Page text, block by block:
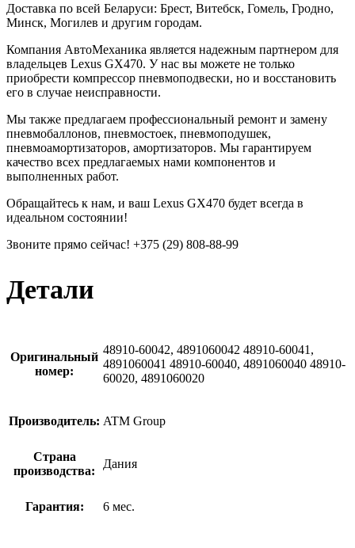
Доставка по всей Беларуси: Брест, Витебск, Гомель, Гродно,
Минск, Могилев и другим городам.
Компания АвтоМеханика является надежным партнером для
владельцев Lexus GX470. У нас вы можете не только
приобрести компрессор пневмоподвески, но и восстановить
его в случае неисправности.
Мы также предлагаем профессиональный ремонт и замену
пневмобаллонов, пневмостоек, пневмоподушек,
пневмоамортизаторов, амортизаторов. Мы гарантируем
качество всех предлагаемых нами компонентов и
выполненных работ.
Обращайтесь к нам, и ваш Lexus GX470 будет всегда в
идеальном состоянии!
Звоните прямо сейчас! +375 (29) 808-88-99
Детали
Оригинальный
номер:
48910-60042, 4891060042 48910-60041,
4891060041 48910-60040, 4891060040 48910-
60020, 4891060020
Производитель: ATM Group
Страна
производства:
Дания
Гарантия: 6 мес.